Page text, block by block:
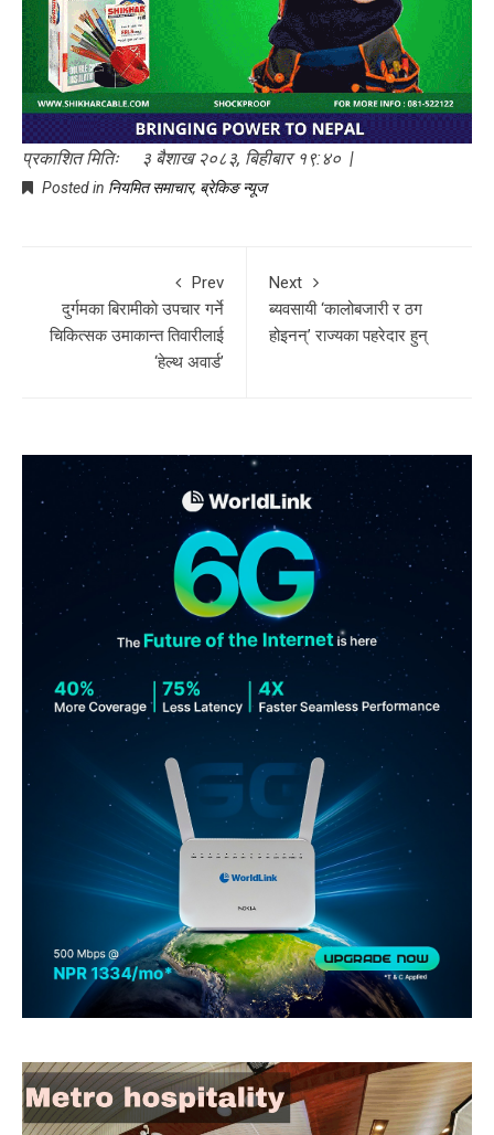
प्रकाशित मितिः ३ बैशाख २०८३, बिहीबार १९:४० |
Posted in नियमित समाचार, ब्रेकिङ न्यूज
Prev
दुर्गमका बिरामीकाे उपचार गर्ने
चिकित्सक उमाकान्त तिवारीलाई
‘हेल्थ अवार्ड’
Next
ब्यवसायी ‘कालोबजारी र ठग
होइनन्’ राज्यका पहरेदार हुन्